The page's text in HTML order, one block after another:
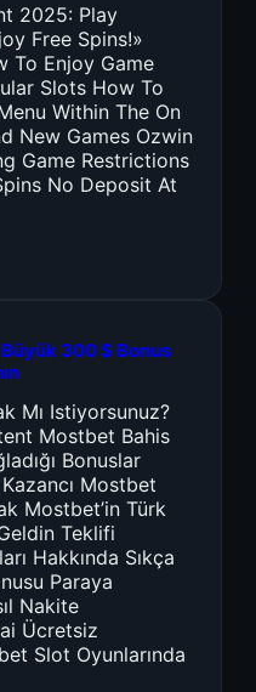
2025: Play
Free Spins!»
To Enjoy Game
Slots How To
Within The On
New Games Ozwin
Game Restrictions
No Deposit At
300 $ Bonus
Mı Istiyorsunuz?
Mostbet Bahis
Bonuslar
Mostbet
Mostbet’in Türk
Teklifi
Hakkında Sıkça
Paraya
Nakite
Ücretsiz
Slot Oyunlarında